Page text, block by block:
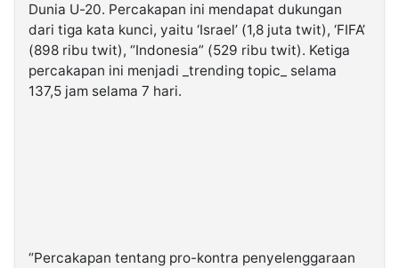
Dunia U-20. Percakapan ini mendapat dukungan
dari tiga kata kunci, yaitu ‘Israel’ (1,8 juta twit), ‘FIFA’
(898 ribu twit), “Indonesia” (529 ribu twit). Ketiga
percakapan ini menjadi _trending topic_ selama
137,5 jam selama 7 hari.
“Percakapan tentang pro-kontra penyelenggaraan